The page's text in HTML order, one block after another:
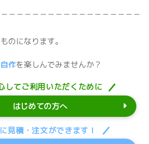
－－－－－－－－－－－－－－－－－
のになります。
作を楽しんでみませんか？
してご利用いただくために
はじめての方へ
見積・注文ができます！